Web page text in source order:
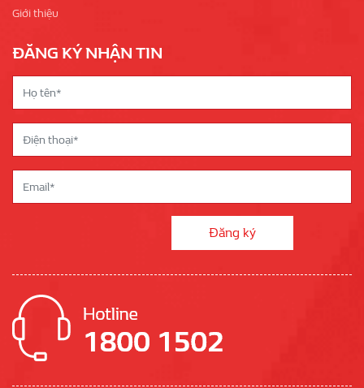
Giới thiệu
ĐĂNG KÝ NHẬN TIN